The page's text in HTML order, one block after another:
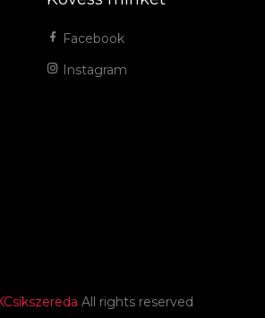
Facebook
Instagram
All rights reserved